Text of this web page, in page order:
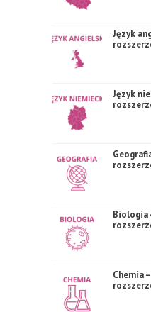
Język
Język
Biologia
Chemia